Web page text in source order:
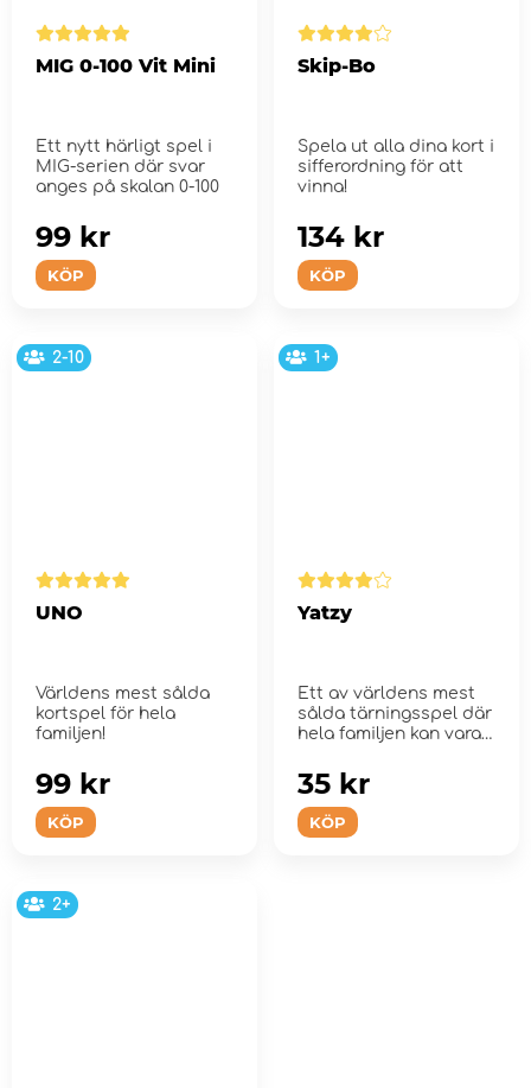
MIG 0-100 Vit Mini
Ett nytt härligt spel i
MIG-serien där svar
anges på skalan 0-100
KÖP
99 kr
Skip-Bo
Spela ut alla dina kort i
sifferordning för att
vinna!
KÖP
134 kr
2-10
UNO
Världens mest sålda
kortspel för hela
familjen!
KÖP
99 kr
1+
Yatzy
Ett av världens mest
sålda tärningsspel där
hela familjen kan vara
KÖP
35 kr
2+